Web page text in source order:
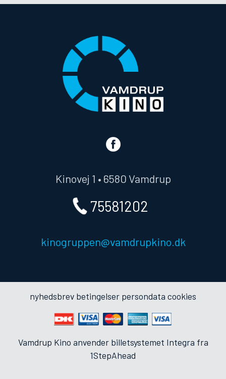
Kinovej 1 • 6580 Vamdrup
75581202
kinogruppen@vamdrupkino.dk
nyhedsbrev betingelser persondata cookies
Vamdrup Kino anvender billetsystemet Integra fra
1StepAhead